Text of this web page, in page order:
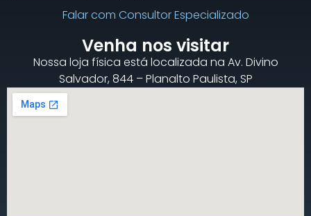
Falar com Consultor Especializado
Venha nos visitar
Nossa loja física está localizada na Av. Divino
Salvador, 844 – Planalto Paulista, SP